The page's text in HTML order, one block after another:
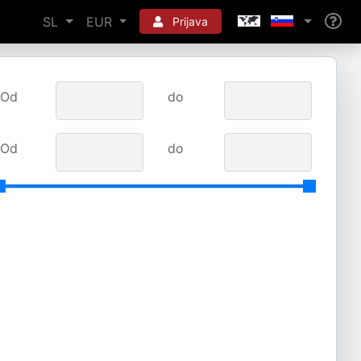
SL EUR Prijava
Od do
Od do